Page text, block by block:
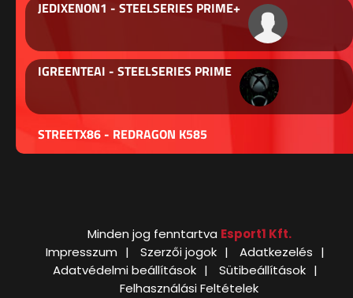
JEDIXENON1 - STEELSERIES PRIME+
IGREENTEAI - STEELSERIES PRIME
STREETX86 - REDRAGON K585
Minden jog fenntartva Esport1 Kft.
Impresszum
Szerzői jogok
Adatkezelés
Adatvédelmi beállítások
Sütibeállítások
Felhasználási Feltételek